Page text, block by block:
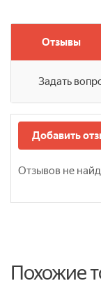
Отзывы
Задать
Добавить
Отзывов не
Похожие